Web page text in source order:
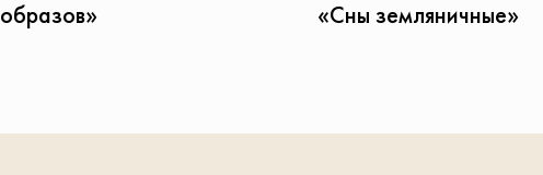
образов»
«Сны земляничные»